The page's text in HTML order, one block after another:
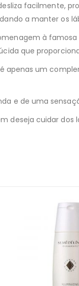
facilmente,
a manter os
à famosa
que
apenas um
e de uma
deseja cuidar